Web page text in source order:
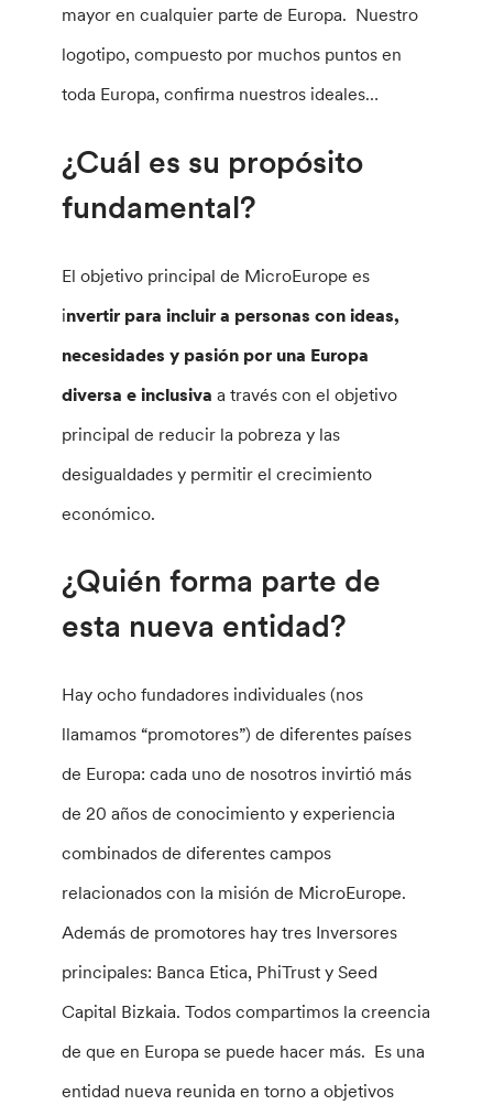
mayor en cualquier parte de Europa. Nuestro
logotipo, compuesto por muchos puntos en
toda Europa, confirma nuestros ideales…
¿Cuál es su propósito
fundamental?
El objetivo principal de MicroEurope es
invertir para incluir a personas con ideas,
necesidades y pasión por una Europa
diversa e inclusiva a través con el objetivo
principal de reducir la pobreza y las
desigualdades y permitir el crecimiento
económico.
¿Quién forma parte de
esta nueva entidad?
Hay ocho fundadores individuales (nos
llamamos “promotores”) de diferentes países
de Europa: cada uno de nosotros invirtió más
de 20 años de conocimiento y experiencia
combinados de diferentes campos
relacionados con la misión de MicroEurope.
Además de promotores hay tres Inversores
principales: Banca Etica, PhiTrust y Seed
Capital Bizkaia. Todos compartimos la creencia
de que en Europa se puede hacer más. Es una
entidad nueva reunida en torno a objetivos